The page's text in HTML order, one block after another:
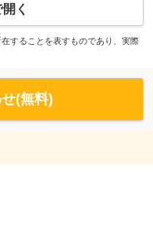
く
することを表すものであり、実際
(無料)